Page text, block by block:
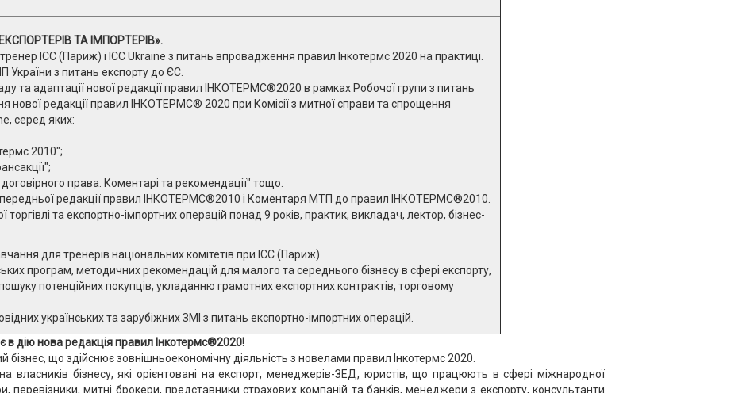
ТА ІМПОРТЕРІВ».
ICC (Париж) і ICC Ukraine з питань впровадження правил Інкотермс 2020 на практиці.
України з питань експорту до ЄС.
та адаптації нової редакції правил ІНКОТЕРМС®2020 в рамках Робочої групи з питань
нової редакції правил ІНКОТЕРМС® 2020 при Комісії з митної справи та спрощення
серед яких:
2010";
права. Коментарі та рекомендації" тощо.
редакції правил ІНКОТЕРМС®2010 і Коментаря МТП до правил ІНКОТЕРМС®2010.
торгівлі та експортно-імпортних операцій понад 9 років, практик, викладач, лектор, бізнес-
для тренерів національних комітетів при ICC (Париж).
програм, методичних рекомендацій для малого та середнього бізнесу в сфері експорту,
потенційних покупців, укладанню грамотних експортних контрактів, торговому
українських та зарубіжних ЗМІ з питань експортно-імпортних операцій.
в дію нова редакція правил Інкотермс®2020!
бізнес, що здійснює зовнішньоекономічну діяльність з новелами правил Інкотермс 2020.
власників бізнесу, які орієнтовані на експорт, менеджерів-ЗЕД, юристів, що працюють в сфері міжнародної
перевізники, митні брокери, представники страхових компаній та банків, менеджери з експорту, консультанти